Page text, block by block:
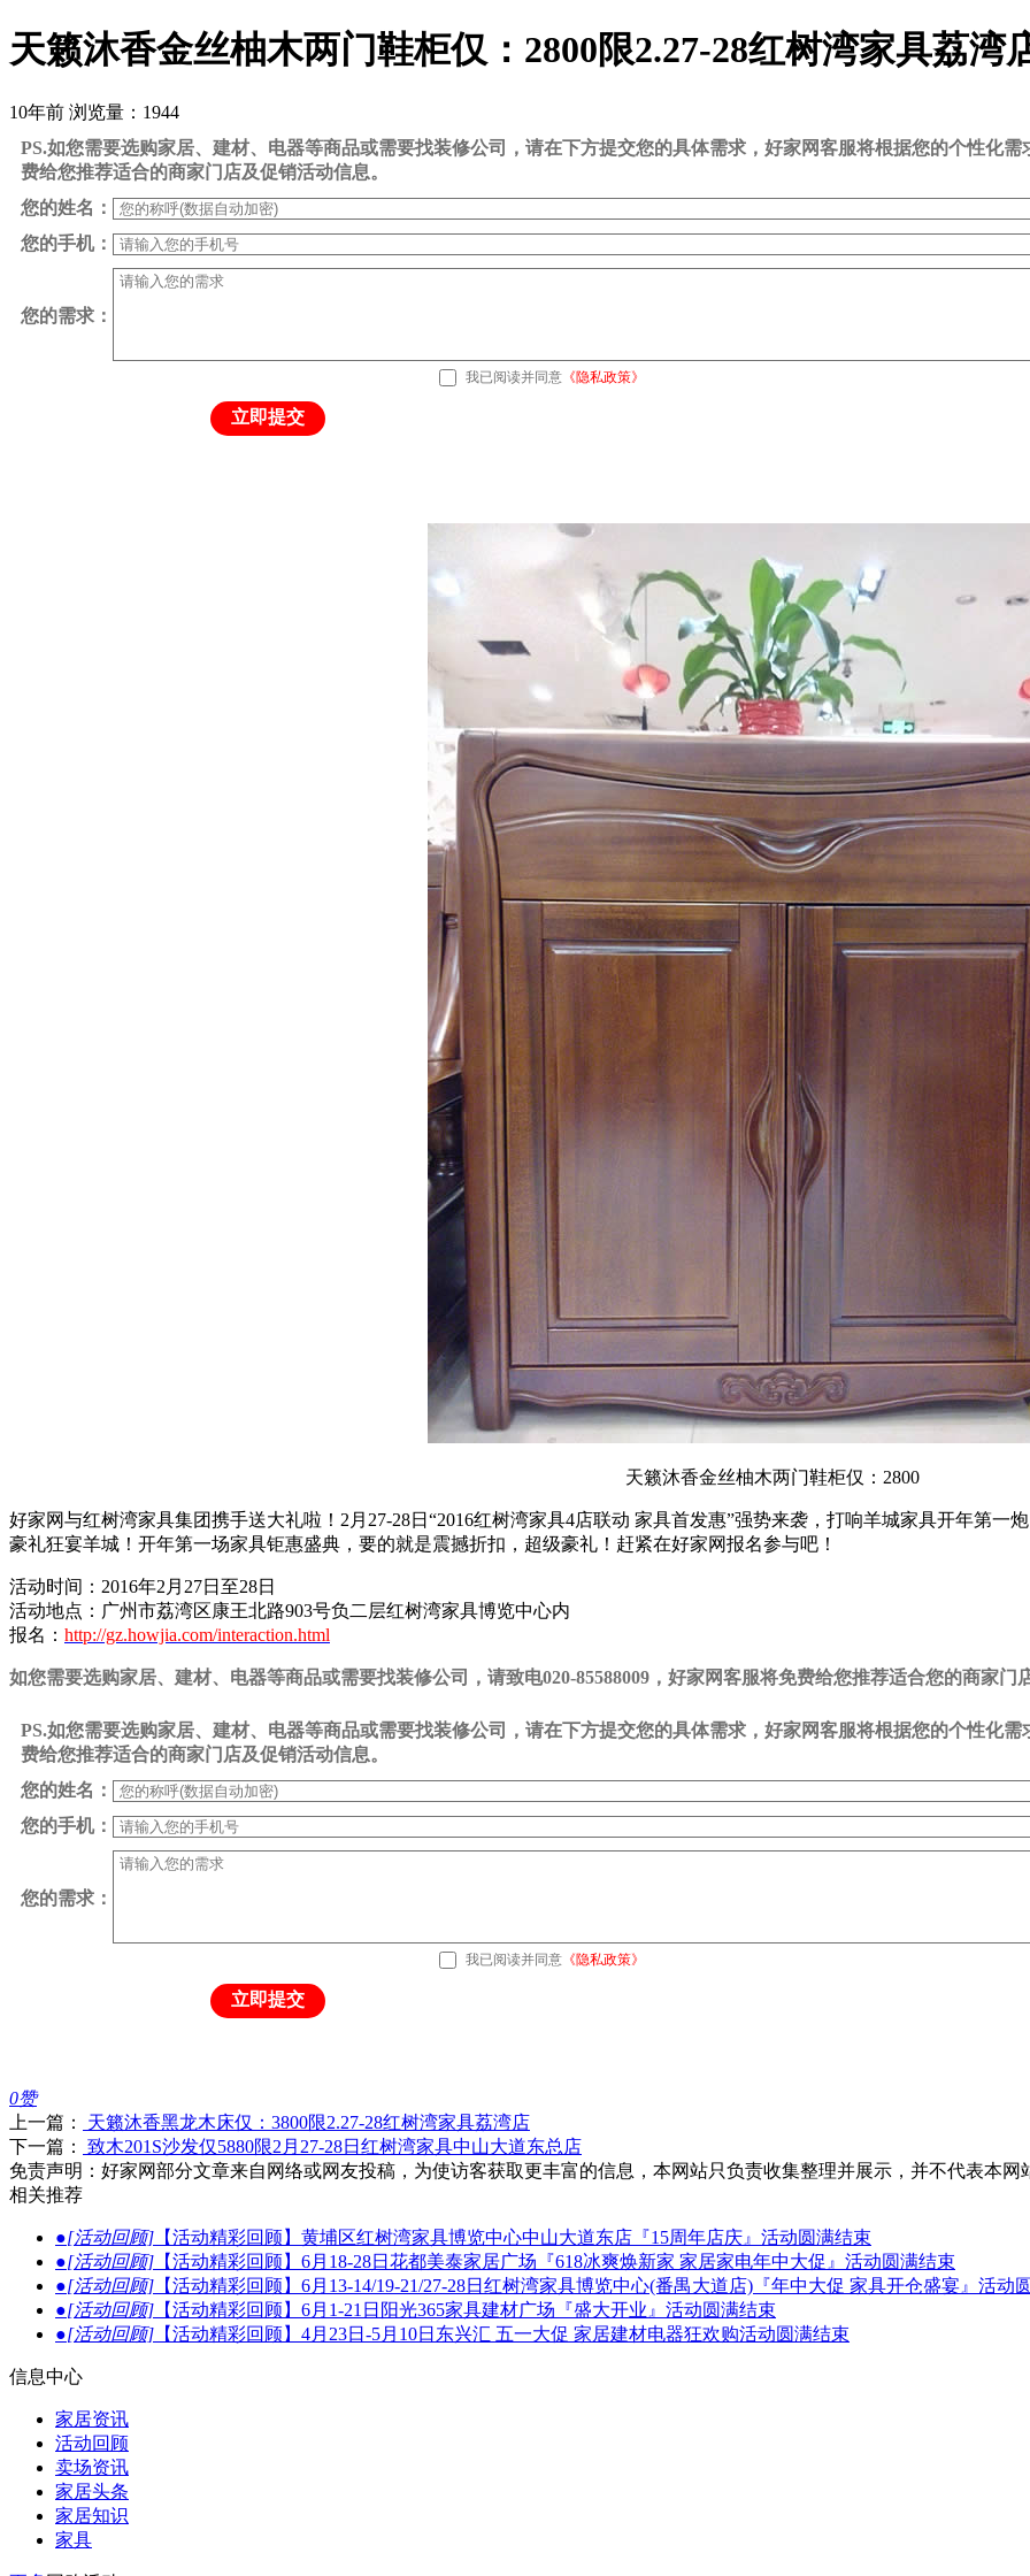
天籁沐香金丝柚木两门鞋柜仅：2800限2.27-28红树湾家具荔湾
10年前 浏览量：1944
PS.如您需要选购家居、建材、电器等商品或需要找装修公司，请在下方提交您的具体需求，好家网客服将根据您的个性化需
费给您推荐适合的商家门店及促销活动信息。
您的姓名：
您的手机：
您的需求：
我已阅读并同意 《隐私政策》
立即提交
天籁沐香金丝柚木两门鞋柜仅：2800
好家网与红树湾家具集团携手送大礼啦！2月27-28日“2016红树湾家具4店联动 家具首发惠”强势来袭，打响羊城家具开年第一
豪礼狂宴羊城！开年第一场家具钜惠盛典，要的就是震撼折扣，超级豪礼！赶紧在好家网报名参与吧！
活动时间：2016年2月27日至28日
活动地点：广州市荔湾区康王北路903号负二层红树湾家具博览中心内
报名： http://gz.howjia.com/interaction.html
如您需要选购家居、建材、电器等商品或需要找装修公司，请致电020-85588009，好家网客服将免费给您推荐适合您的商家门
PS.如您需要选购家居、建材、电器等商品或需要找装修公司，请在下方提交您的具体需求，好家网客服将根据您的个性化需
费给您推荐适合的商家门店及促销活动信息。
您的姓名：
您的手机：
您的需求：
我已阅读并同意 《隐私政策》
立即提交
0赞
上一篇：
天籁沐香黑龙木床仅：3800限2.27-28红树湾家具荔湾店
下一篇：
致木201S沙发仅5880限2月27-28日红树湾家具中山大道东总店
免责声明：好家网部分文章来自网络或网友投稿，为使访客获取更丰富的信息，本网站只负责收集整理并展示，并不代表本
相关推荐
●[活动回顾] 【活动精彩回顾】黄埔区红树湾家具博览中心中山大道东店『15周年店庆』活动圆满结束
●[活动回顾] 【活动精彩回顾】6月18-28日花都美泰家居广场『618冰爽焕新家 家居家电年中大促』活动圆满结束
●[活动回顾] 【活动精彩回顾】6月13-14/19-21/27-28日红树湾家具博览中心(番禺大道店)『年中大促 家具开仓盛宴』活动
●[活动回顾] 【活动精彩回顾】6月1-21日阳光365家具建材广场『盛大开业』活动圆满结束
●[活动回顾] 【活动精彩回顾】4月23日-5月10日东兴汇 五一大促 家居建材电器狂欢购活动圆满结束
信息中心
家居资讯
活动回顾
卖场资讯
家居头条
家居知识
家具